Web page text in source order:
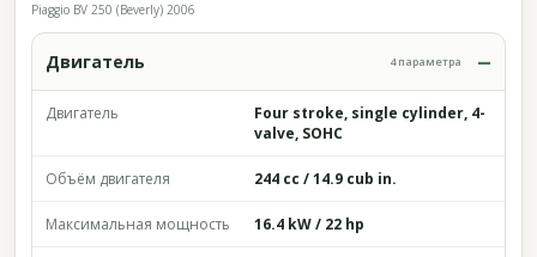
Piaggio BV 250 (Beverly) 2006
Двигатель 4 параметра
Двигатель
Four stroke, single cylinder, 4-
valve, SOHC
Объём двигателя 244 cc / 14.9 cub in.
Максимальная мощность 16.4 kW / 22 hp